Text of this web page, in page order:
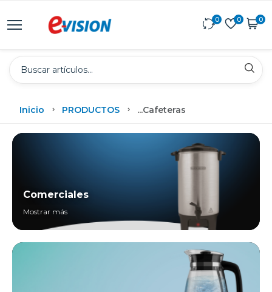
0 0 0
Inicio PRODUCTOS ...Cafeteras
Comerciales
Mostrar más